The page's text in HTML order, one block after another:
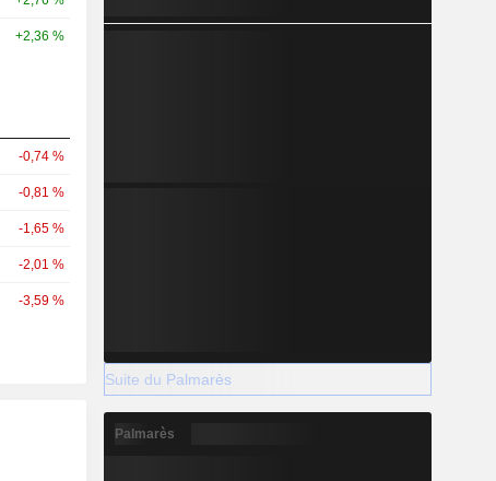
+2,36 %
-0,74 %
-0,81 %
-1,65 %
-2,01 %
-3,59 %
Suite du Palmarès
Palmarès